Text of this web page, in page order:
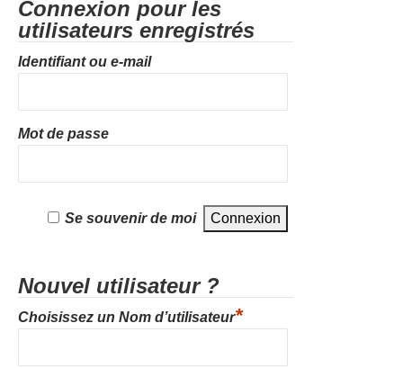
Votre projet
Espace clients
Espace collaborateurs
Bordeaux
Connexion pour les
utilisateurs enregistrés
Identifiant ou e-mail
Mot de passe
Se souvenir de moi
Nouvel utilisateur ?
Choisissez un Nom d’utilisateur*